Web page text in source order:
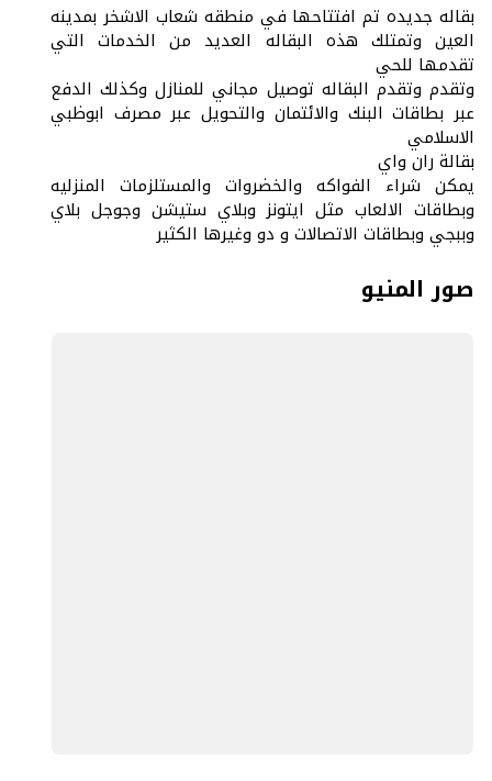
بقاله جديده تم افتتاحها في منطقه شعاب الاشخر بمدينه
العين وتمتلك هذه البقاله العديد من الخدمات التي
تقدمها للحي
وتقدم وتقدم البقاله توصيل مجاني للمنازل وكذلك الدفع
عبر بطاقات البنك والائتمان والتحويل عبر مصرف ابوظبي
الاسلامي
بقالة ران واي
يمكن شراء الفواكه والخضروات والمستلزمات المنزليه
وبطاقات الالعاب مثل ايتونز وبلاي ستيشن وجوجل بلاي
وببجي وبطاقات الاتصالات و دو وغيرها الكثير
صور المنيو